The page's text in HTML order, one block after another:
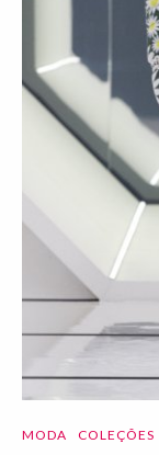
MODA COLEÇÕES